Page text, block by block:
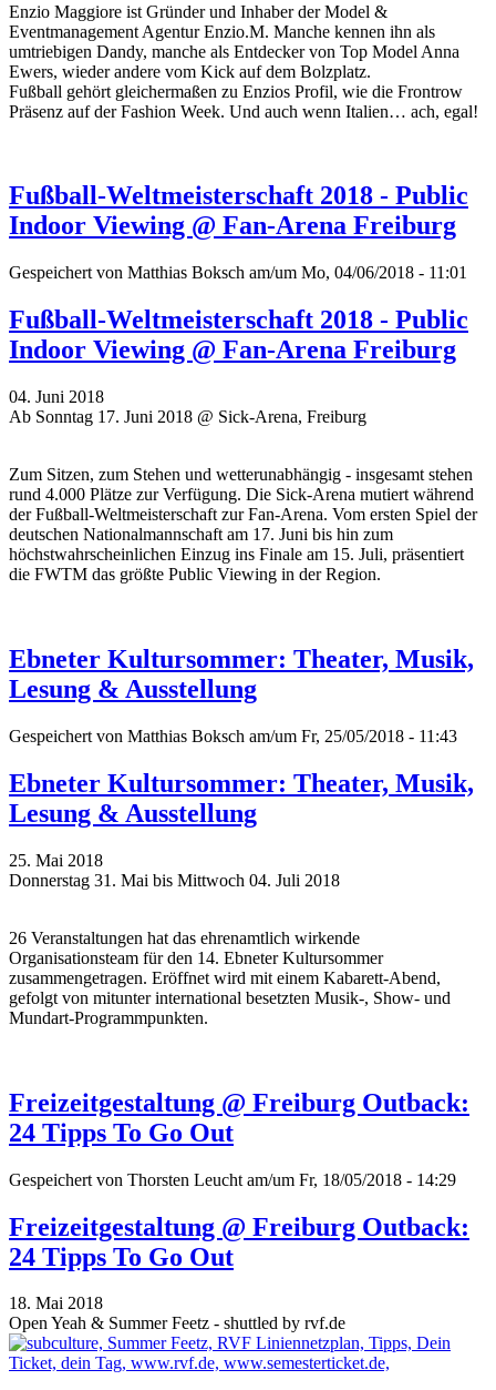
Enzio Maggiore ist Gründer und Inhaber der Model &
Eventmanagement Agentur Enzio.M. Manche kennen ihn als
umtriebigen Dandy, manche als Entdecker von Top Model Anna
Ewers, wieder andere vom Kick auf dem Bolzplatz.
Fußball gehört gleichermaßen zu Enzios Profil, wie die Frontrow
Präsenz auf der Fashion Week. Und auch wenn Italien… ach, egal!
Fußball-Weltmeisterschaft 2018 - Public
Indoor Viewing @ Fan-Arena Freiburg
Gespeichert von Matthias Boksch am/um Mo, 04/06/2018 - 11:01
Fußball-Weltmeisterschaft 2018 - Public
Indoor Viewing @ Fan-Arena Freiburg
04. Juni 2018
Ab Sonntag 17. Juni 2018 @ Sick-Arena, Freiburg
Zum Sitzen, zum Stehen und wetterunabhängig - insgesamt stehen
rund 4.000 Plätze zur Verfügung. Die Sick-Arena mutiert während
der Fußball-Weltmeisterschaft zur Fan-Arena. Vom ersten Spiel der
deutschen Nationalmannschaft am 17. Juni bis hin zum
höchstwahrscheinlichen Einzug ins Finale am 15. Juli, präsentiert
die FWTM das größte Public Viewing in der Region.
Ebneter Kultursommer: Theater, Musik,
Lesung & Ausstellung
Gespeichert von Matthias Boksch am/um Fr, 25/05/2018 - 11:43
Ebneter Kultursommer: Theater, Musik,
Lesung & Ausstellung
25. Mai 2018
Donnerstag 31. Mai bis Mittwoch 04. Juli 2018
26 Veranstaltungen hat das ehrenamtlich wirkende
Organisationsteam für den 14. Ebneter Kultursommer
zusammengetragen. Eröffnet wird mit einem Kabarett-Abend,
gefolgt von mitunter international besetzten Musik-, Show- und
Mundart-Programmpunkten.
Freizeitgestaltung @ Freiburg Outback:
24 Tipps To Go Out
Gespeichert von Thorsten Leucht am/um Fr, 18/05/2018 - 14:29
Freizeitgestaltung @ Freiburg Outback:
24 Tipps To Go Out
18. Mai 2018
Open Yeah & Summer Feetz - shuttled by rvf.de